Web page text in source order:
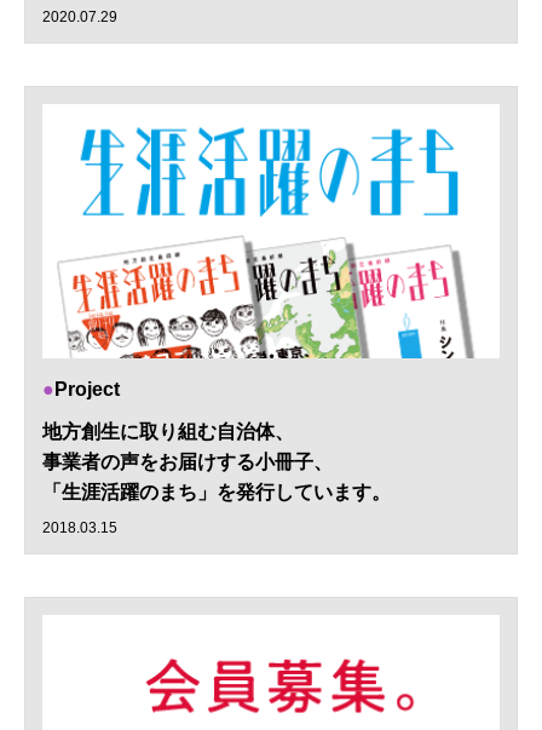
2020.07.29
Project
地方創生に取り組む自治体、
事業者の声をお届けする小冊子、
「生涯活躍のまち」を発行しています。
2018.03.15